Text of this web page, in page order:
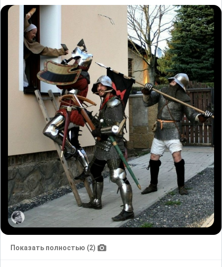
Показать полностью (2)